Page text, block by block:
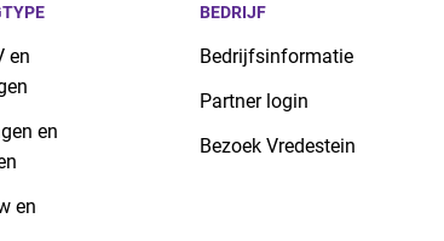
en
en
en
BEDRIJF
Bedrijfsinformatie
Partner login
Bezoek Vredestein